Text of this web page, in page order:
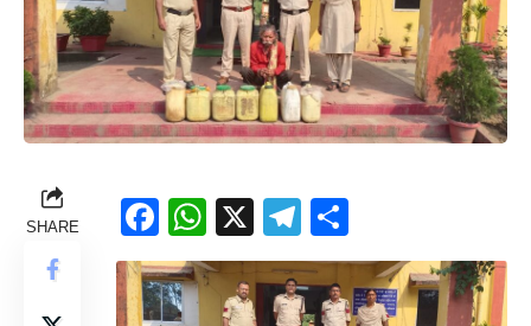
SHARE Facebook
WhatsApp
X Telegram